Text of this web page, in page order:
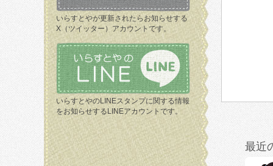
いらすとやが更新されたらお知らせする
X（ツイッター）アカウントです。
いらすとやのLINEスタンプに関する情報
をお知らせするLINEアカウントです。
最近